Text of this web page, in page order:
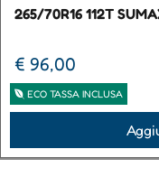
265/70R16 112T
€ 96,00
ECO TASSA INCLUSA